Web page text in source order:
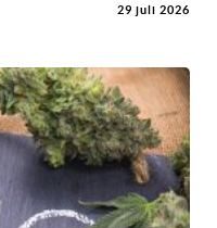
29 juli 2026